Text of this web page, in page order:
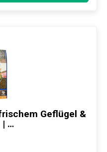
Geflügel &
| …